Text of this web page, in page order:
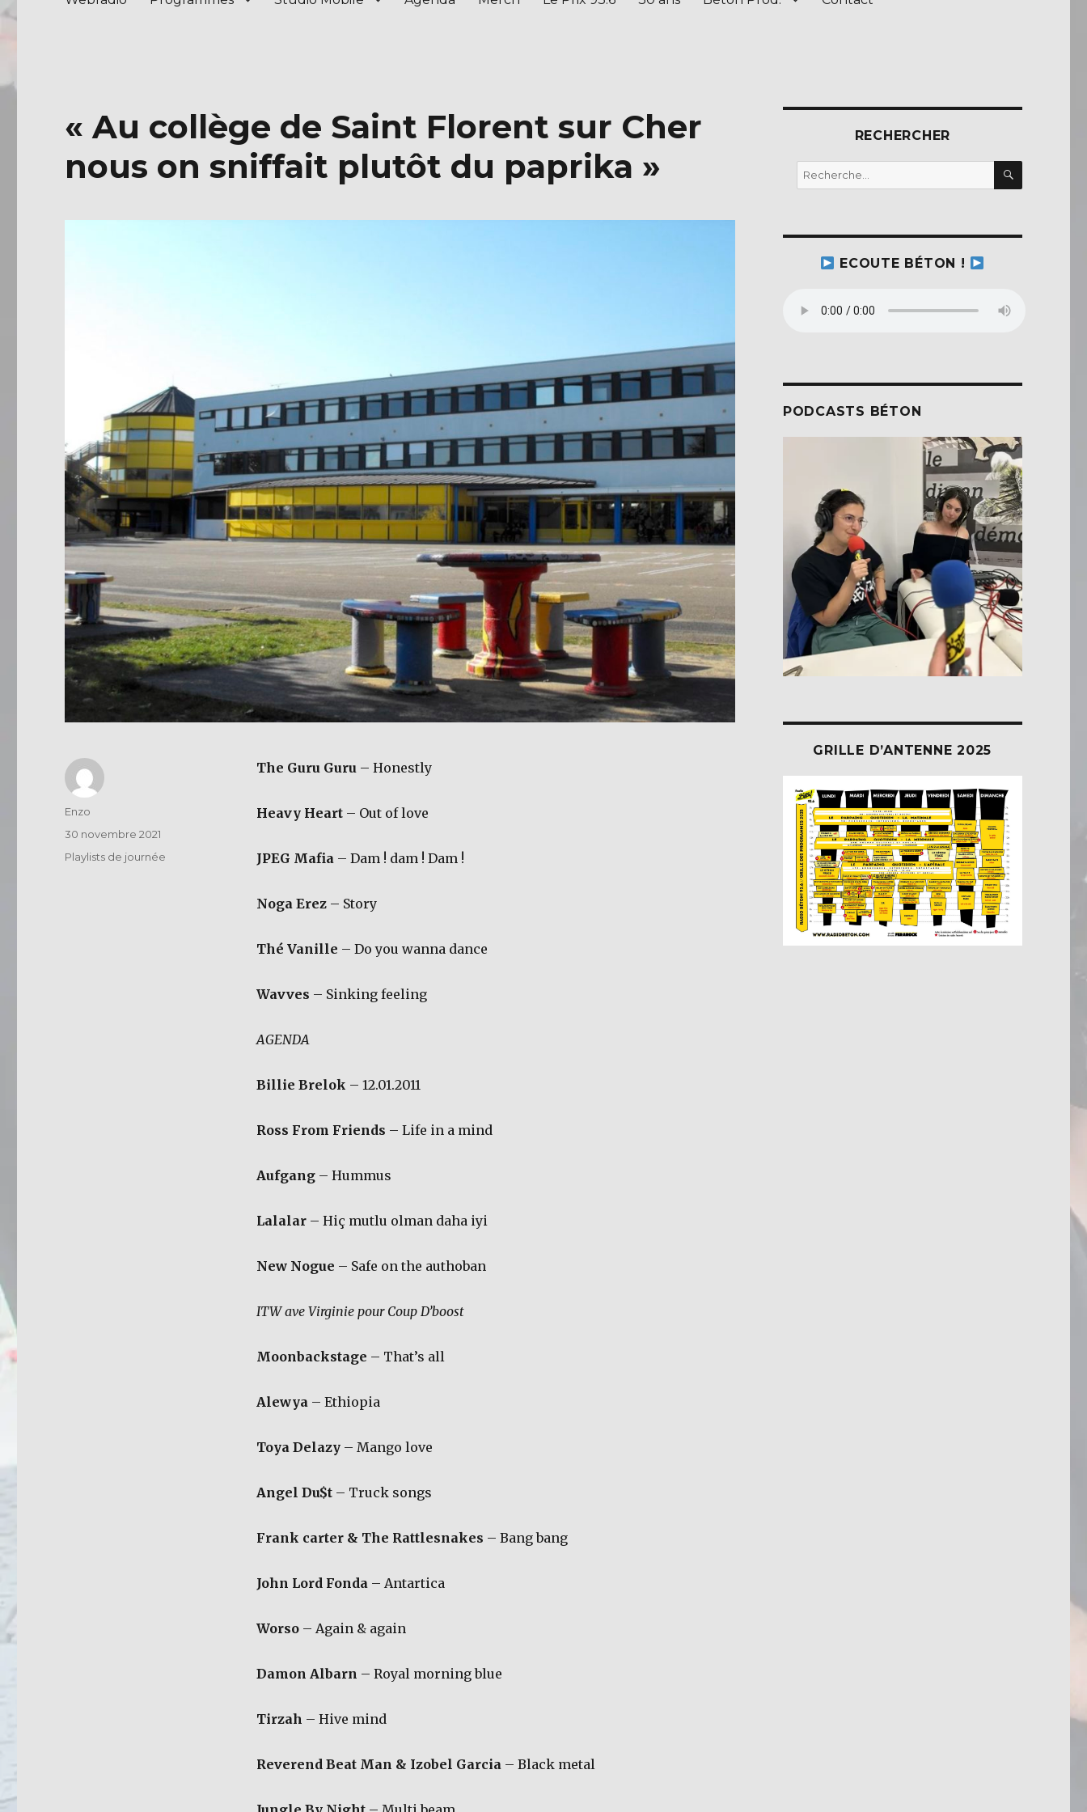
« Au collège de Saint Florent sur Cher
nous on sniffait plutôt du paprika »
The Guru Guru– Honestly
Heavy Heart– Out of love
JPEG Mafia– Dam ! dam ! Dam !
Noga Erez– Story
Thé Vanille – Do you wanna dance
Wavves – Sinking feeling
AGENDA
Billie Brelok – 12.01.2011
Ross From Friends – Life in a mind
Aufgang– Hummus
Lalalar– Hiç mutlu olman daha iyi
New Nogue – Safe on the authoban
ITW ave Virginie pour Coup D’boost
Moonbackstage – That’s all
Alewya– Ethiopia
Toya Delazy– Mango love
Angel Du$t– Truck songs
Frank carter & The Rattlesnakes – Bang bang
John Lord Fonda– Antartica
Worso– Again & again
Damon Albarn – Royal morning blue
Tirzah – Hive mind
Reverend Beat Man & Izobel Garcia– Black metal
Auteur
Enzo
Publié
le
30 novembre 2021
Catégories
Playlists de journée
RECHERCHER
Recherche
pour :
ECOUTE BÉTON !
PODCASTS BÉTON
GRILLE D’ANTENNE 2025